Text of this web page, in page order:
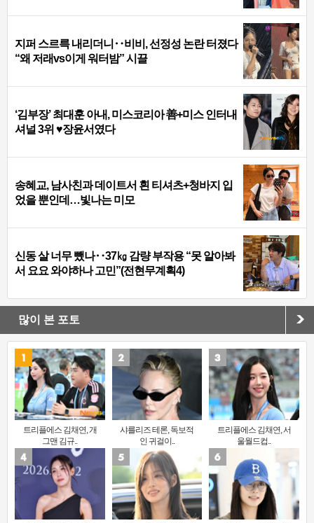
지퍼 스르륵 내리더니‥비비, 선정성 논란 터졌다
“왜 저래vs이게 워터밤” 시끌
‘김부장’ 최대훈 아내, 미스코리아 善+미스 인터내
셔널 3위 ♥장윤서였다
송혜교, 남사친과 데이트서 흰 티셔츠+청바지 입
었을 뿐인데…빛나는 미모
신동 살 너무 뺐나‥37㎏ 감량 부작용 “못 알아봐
서 요요 와야하나 고민”(전현무계획4)
많이 본 포토
트리플에스 김채연, 개
그맨 김규..
샤를리즈 테론, 독보적
인 귀걸이..
트리플에스 김채연, 서
울월드컵..